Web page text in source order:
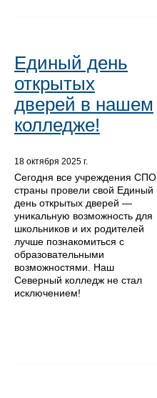
Единый день
открытых
дверей в нашем
колледже!
18 октября 2025 г.
Сегодня все учреждения СПО
страны провели свой Единый
день открытых дверей —
уникальную возможность для
школьников и их родителей
лучше познакомиться с
образовательными
возможностями. Наш
Северный колледж не стал
исключением!